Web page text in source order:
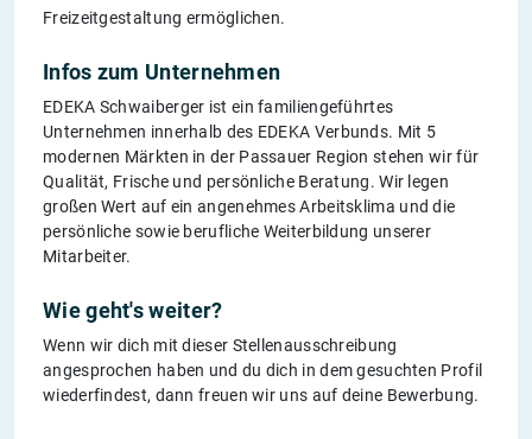
Freizeitgestaltung ermöglichen.
Infos zum Unternehmen
EDEKA Schwaiberger ist ein familiengeführtes
Unternehmen innerhalb des EDEKA Verbunds. Mit 5
modernen Märkten in der Passauer Region stehen wir für
Qualität, Frische und persönliche Beratung. Wir legen
großen Wert auf ein angenehmes Arbeitsklima und die
persönliche sowie berufliche Weiterbildung unserer
Mitarbeiter.
Wie geht's weiter?
Wenn wir dich mit dieser Stellenausschreibung
angesprochen haben und du dich in dem gesuchten Profil
wiederfindest, dann freuen wir uns auf deine Bewerbung.